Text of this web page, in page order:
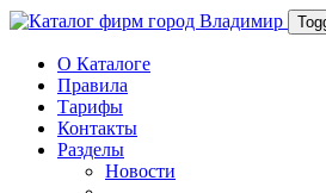
О Каталоге
Правила
Тарифы
Контакты
Разделы
Новости